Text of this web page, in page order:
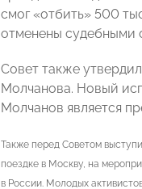
смог «отбить» 500
отменены судебными
Совет также
Молчанова. Новый
Молчанов является
Также перед Советом
поездке в Москву, на
в России. Молодых